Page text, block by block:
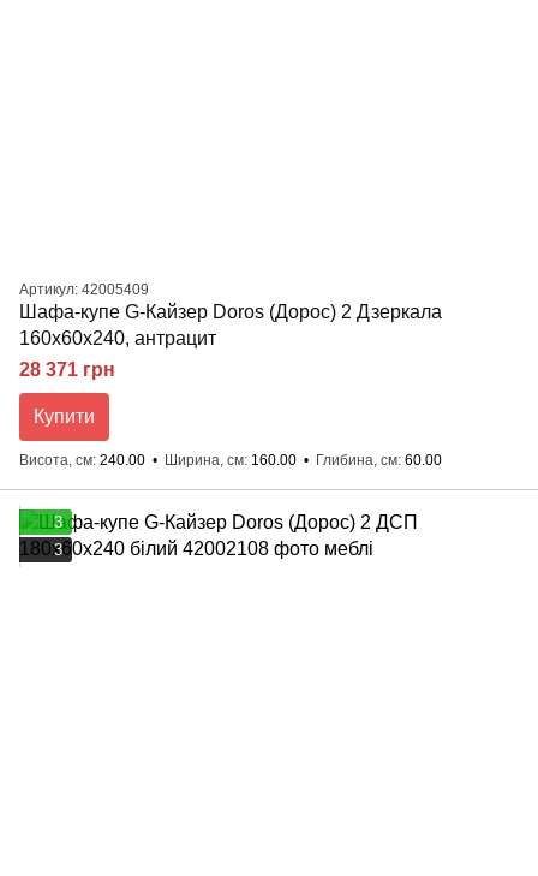
Артикул: 42005409
Шафа-купе G-Кайзер Doros (Дорос) 2 Дзеркала
160х60х240, антрацит
28 371 грн
Купити
Висота, см 240.00 Ширина, см 160.00 Глибина, см 60.00
3
3